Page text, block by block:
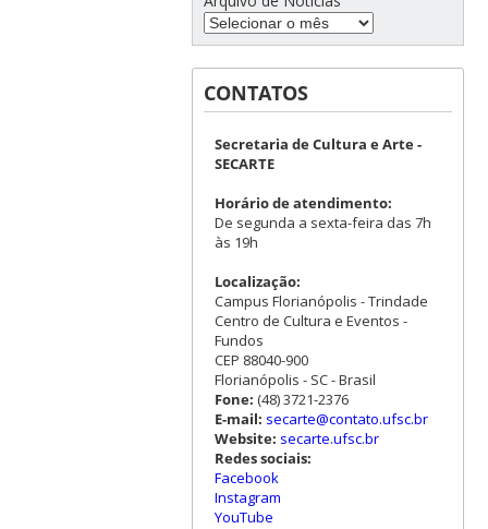
CONTATOS
Secretaria de Cultura e Arte -
SECARTE
Horário de atendimento:
De segunda a sexta-feira das 7h
às 19h
Localização:
Campus Florianópolis - Trindade
Centro de Cultura e Eventos -
Fundos
CEP 88040-900
Florianópolis - SC - Brasil
Fone: (48) 3721-2376
E-mail: secarte@contato.ufsc.br
Website: secarte.ufsc.br
Redes sociais:
Facebook
Instagram
YouTube